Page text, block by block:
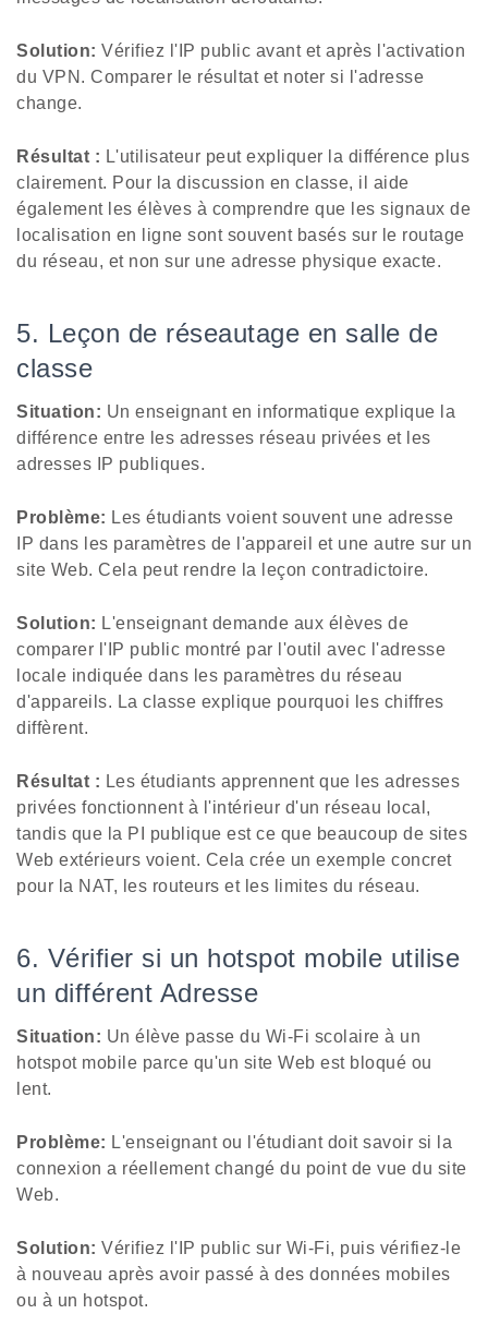
Solution: Vérifiez l'IP public avant et après l'activation
du VPN. Comparer le résultat et noter si l'adresse
change.
Résultat : L'utilisateur peut expliquer la différence plus
clairement. Pour la discussion en classe, il aide
également les élèves à comprendre que les signaux de
localisation en ligne sont souvent basés sur le routage
du réseau, et non sur une adresse physique exacte.
5. Leçon de réseautage en salle de
classe
Situation: Un enseignant en informatique explique la
différence entre les adresses réseau privées et les
adresses IP publiques.
Problème: Les étudiants voient souvent une adresse
IP dans les paramètres de l'appareil et une autre sur un
site Web. Cela peut rendre la leçon contradictoire.
Solution: L'enseignant demande aux élèves de
comparer l'IP public montré par l'outil avec l'adresse
locale indiquée dans les paramètres du réseau
d'appareils. La classe explique pourquoi les chiffres
diffèrent.
Résultat : Les étudiants apprennent que les adresses
privées fonctionnent à l'intérieur d'un réseau local,
tandis que la PI publique est ce que beaucoup de sites
Web extérieurs voient. Cela crée un exemple concret
pour la NAT, les routeurs et les limites du réseau.
6. Vérifier si un hotspot mobile utilise
un différent Adresse
Situation: Un élève passe du Wi-Fi scolaire à un
hotspot mobile parce qu'un site Web est bloqué ou
lent.
Problème: L'enseignant ou l'étudiant doit savoir si la
connexion a réellement changé du point de vue du site
Web.
Solution: Vérifiez l'IP public sur Wi-Fi, puis vérifiez-le
à nouveau après avoir passé à des données mobiles
ou à un hotspot.